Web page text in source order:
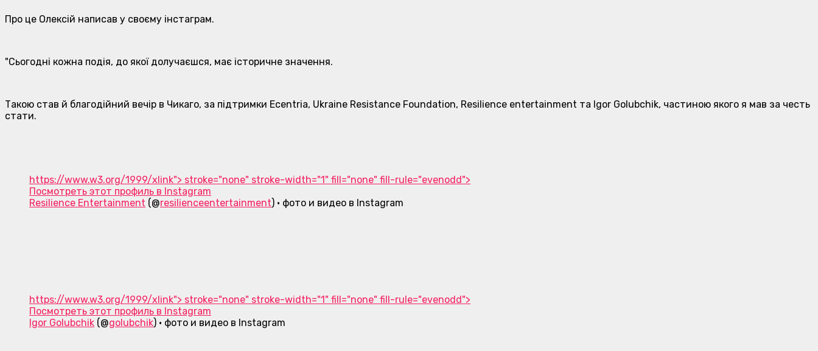
Про це Олексій написав у своєму інстаграм.
"Сьогодні кожна подія, до якої долучаєшся, має історичне значення.
Такою став й благодійний вечір в Чикаго, за підтримки Ecentria, Ukraine Resistance Foundation, Resilience entertainment тa Igor Golubchik, частиною якого я мав за честь
стати.
https://www.w3.org/1999/xlink"> stroke="none" stroke-width="1" fill="none" fill-rule="evenodd">
Посмотреть этот профиль в Instagram
Resilience Entertainment (@resilienceentertainment) • фото и видео в Instagram
https://www.w3.org/1999/xlink"> stroke="none" stroke-width="1" fill="none" fill-rule="evenodd">
Посмотреть этот профиль в Instagram
Igor Golubchik (@golubchik) • фото и видео в Instagram